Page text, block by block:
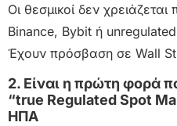
Οι θεσμικοί δεν
Binance, Bybit ή
Έχουν πρόσβαση σε Wall
2. Είναι η πρώτη φορά
“true Regulated Spot
ΗΠΑ